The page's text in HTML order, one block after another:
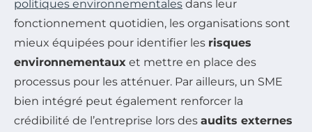
politiques environnementales dans leur
fonctionnement quotidien, les organisations sont
mieux équipées pour identifier les risques
environnementaux et mettre en place des
processus pour les atténuer. Par ailleurs, un SME
bien intégré peut également renforcer la
crédibilité de l’entreprise lors des audits externes